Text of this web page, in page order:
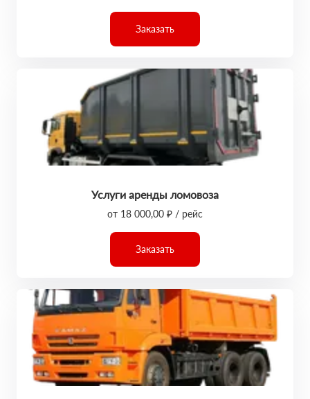
Заказать
Услуги аренды ломовоза
от 18 000,00 ₽ / рейс
Заказать